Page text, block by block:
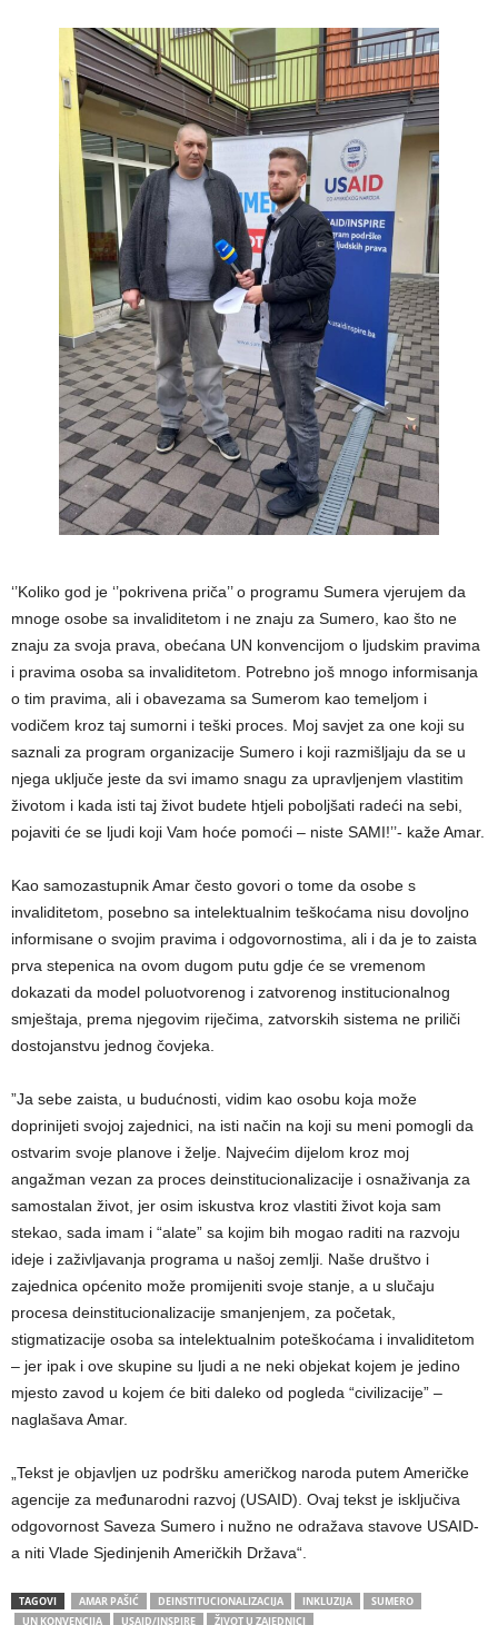
‘’Koliko god je ‘’pokrivena priča’’ o programu Sumera vjerujem da
mnoge osobe sa invaliditetom i ne znaju za Sumero, kao što ne
znaju za svoja prava, obećana UN konvencijom o ljudskim pravima
i pravima osoba sa invaliditetom. Potrebno još mnogo informisanja
o tim pravima, ali i obavezama sa Sumerom kao temeljom i
vodičem kroz taj sumorni i teški proces. Moj savjet za one koji su
saznali za program organizacije Sumero i koji razmišljaju da se u
njega uključe jeste da svi imamo snagu za upravljenjem vlastitim
životom i kada isti taj život budete htjeli poboljšati radeći na sebi,
pojaviti će se ljudi koji Vam hoće pomoći – niste SAMI!’’- kaže Amar.
Kao samozastupnik Amar često govori o tome da osobe s
invaliditetom, posebno sa intelektualnim teškoćama nisu dovoljno
informisane o svojim pravima i odgovornostima, ali i da je to zaista
prva stepenica na ovom dugom putu gdje će se vremenom
dokazati da model poluotvorenog i zatvorenog institucionalnog
smještaja, prema njegovim riječima, zatvorskih sistema ne priliči
dostojanstvu jednog čovjeka.
”Ja sebe zaista, u budućnosti, vidim kao osobu koja može
doprinijeti svojoj zajednici, na isti način na koji su meni pomogli da
ostvarim svoje planove i želje. Najvećim dijelom kroz moj
angažman vezan za proces deinstitucionalizacije i osnaživanja za
samostalan život, jer osim iskustva kroz vlastiti život koja sam
stekao, sada imam i “alate” sa kojim bih mogao raditi na razvoju
ideje i zaživljavanja programa u našoj zemlji. Naše društvo i
zajednica općenito može promijeniti svoje stanje, a u slučaju
procesa deinstitucionalizacije smanjenjem, za početak,
stigmatizacije osoba sa intelektualnim poteškoćama i invaliditetom
– jer ipak i ove skupine su ljudi a ne neki objekat kojem je jedino
mjesto zavod u kojem će biti daleko od pogleda “civilizacije” –
naglašava Amar.
„Tekst je objavljen uz podršku američkog naroda putem Američke
agencije za međunarodni razvoj (USAID). Ovaj tekst je isključiva
odgovornost Saveza Sumero i nužno ne odražava stavove USAID-
a niti Vlade Sjedinjenih Američkih Država“.
TAGOVI AMAR PAŠIĆ DEINSTITUCIONALIZACIJA INKLUZIJA
SUMERO
UN KONVENCIJA
USAID/INSPIRE ŽIVOT U ZAJEDNICI